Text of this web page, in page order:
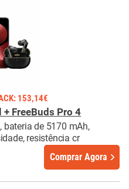
153,14€
FreeBuds Pro 4
de 5170 mAh,
resistência cr
Comprar Agora